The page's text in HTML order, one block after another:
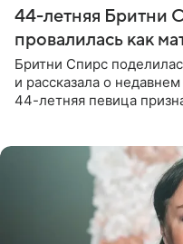
44-летняя Бритни
провалилась как
Бритни Спирс
и рассказала о
44-летняя певица